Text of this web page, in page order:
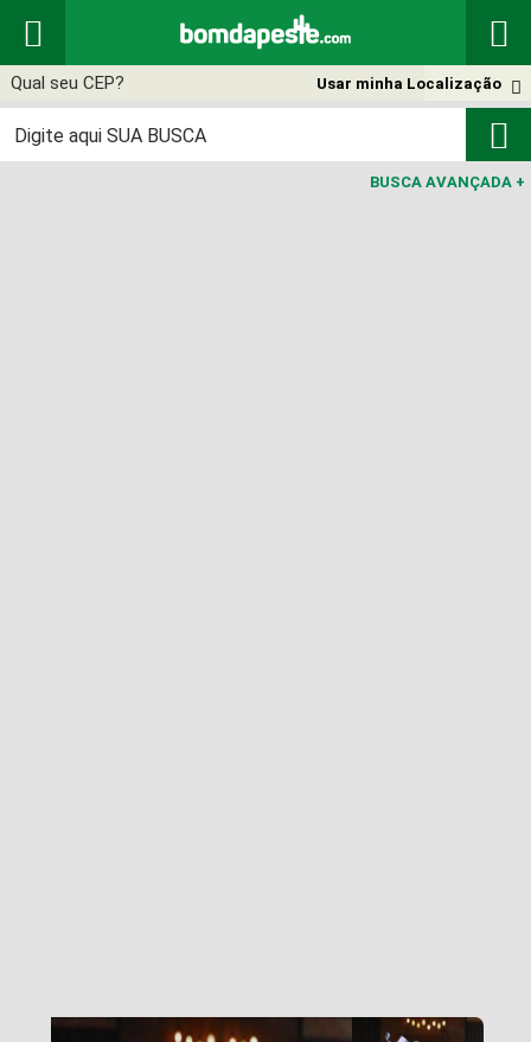
 

Usar minha Localização

BUSCA AVANÇADA +